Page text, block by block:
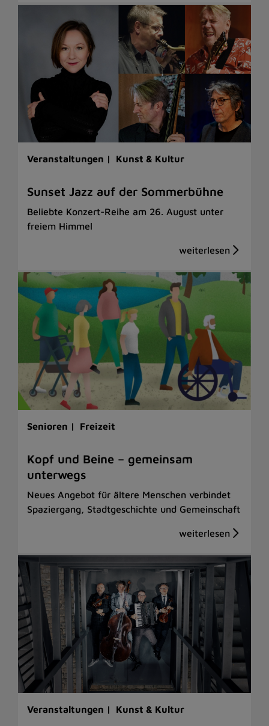
Veranstaltungen | Kunst & Kultur
Sunset Jazz auf der Sommerbühne
Beliebte Konzert-Reihe am 26. August unter
freiem Himmel
Senioren | Freizeit
Kopf und Beine – gemeinsam
unterwegs
Neues Angebot für ältere Menschen verbindet
Spaziergang, Stadtgeschichte und Gemeinschaft
Veranstaltungen | Kunst & Kultur